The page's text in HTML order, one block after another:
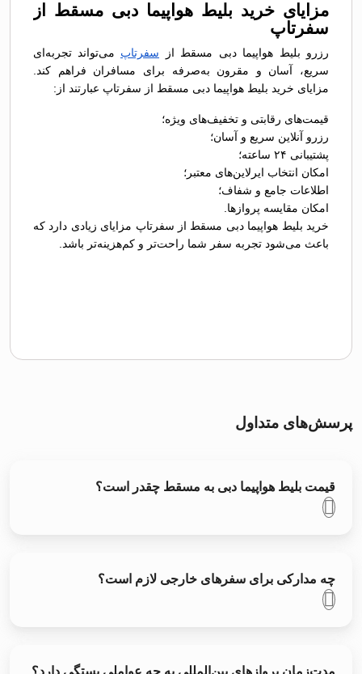
مزایای خرید بلیط هواپیما دبی مسقط از
سفرتاپ
رزرو بلیط هواپیما دبی مسقط از سفرتاپ می‌تواند تجربه‌ای
سریع، آسان و مقرون به‌صرفه برای مسافران فراهم کند.
مزایای خرید بلیط هواپیما دبی مسقط از سفرتاپ عبارتند از:
قیمت‌های رقابتی و تخفیف‌های ویژه؛
رزرو آنلاین سریع و آسان؛
پشتیبانی ۲۴ ساعته؛
امکان انتخاب ایرلاین‌های معتبر؛
اطلاعات جامع و شفاف؛
امکان مقایسه پروازها.
خرید بلیط هواپیما دبی مسقط از سفرتاپ مزایای زیادی دارد که
باعث می‌شود تجربه سفر شما راحت‌تر و کم‌هزینه‌تر باشد.
پرسش‌های متداول
قیمت بلیط هواپیما دبی به مسقط چقدر است؟
چه مدارکی برای سفرهای خارجی لازم است؟